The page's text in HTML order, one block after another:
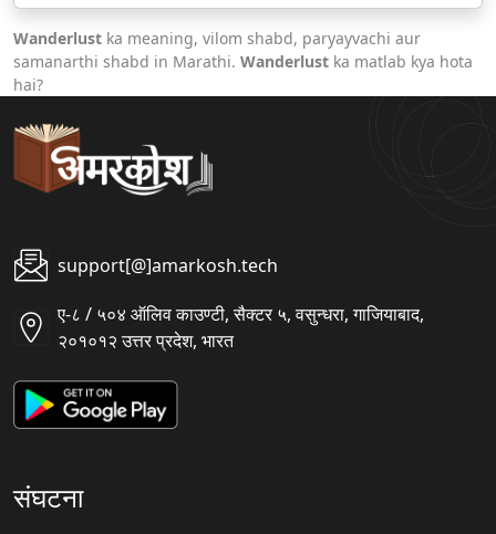
Wanderlust ka meaning, vilom shabd, paryayvachi aur
samanarthi shabd in Marathi. Wanderlust ka matlab kya hota
hai?
support[@]amarkosh.tech
ए-८ / ५०४ ऑलिव काउण्टी, सैक्टर ५, वसुन्धरा, गाजियाबाद,
२०१०१२ उत्तर प्रदेश, भारत
संघटना